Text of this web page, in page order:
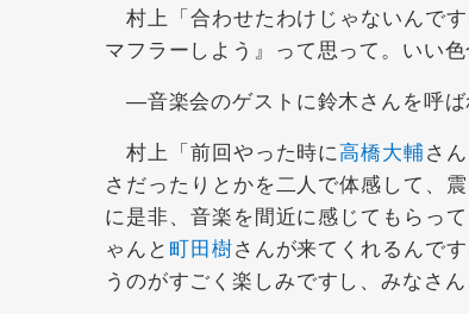
村上「合わせたわけじゃないんで
マフラーしよう』って思って。いい
―音楽会のゲストに鈴木さんを呼ば
村上「前回やった時に高橋大輔さ
さだったりとかを二人で体感して、
に是非、音楽を間近に感じてもらっ
ゃんと 町田樹さんが来てくれるんで
うのがすごく楽しみですし、みなさ